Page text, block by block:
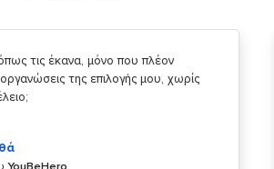
μας δίνετε την δυνατότητα να κάνουμε